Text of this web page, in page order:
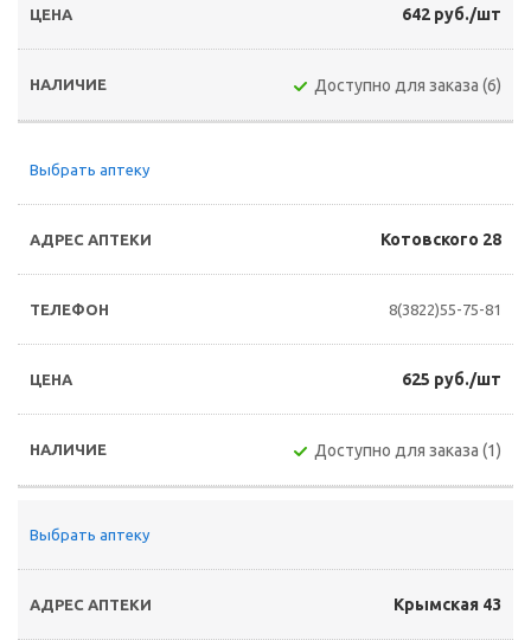
642 руб./шт
Доступно для заказа (6)
Выбрать аптеку
Котовского 28
8(3822)55-75-81
625 руб./шт
Доступно для заказа (1)
Выбрать аптеку
Крымская 43